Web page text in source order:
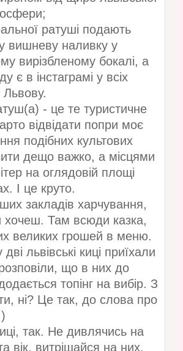
ратуші подають
вишневу наливку у
вирізбленому бокалі, а
є в інстаграмі у всіх
Львову.
- це те туристичне
відвідати попри моє
подібних культових
дещо важко, а місцями
на оглядовій площі
І це круто.
закладів харчування,
хочеш. Там всюди казка,
великих грошей в меню.
львівські киці приїхали
що в них до
топінг на вибір. З
ні? Це так, до слова про
так. Не дивлячись на
вік, витріщайся на них,